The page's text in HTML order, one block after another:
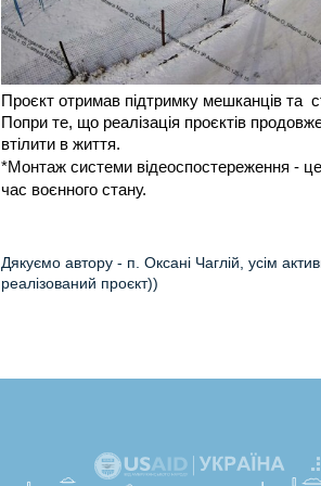
Проєкт отримав підтримку мешканців та
Попри те, що реалізація проєктів
втілити в життя.
*Монтаж системи відеоспостереження -
час воєнного стану.
Дякуємо автору - п.Оксані Чаглій, усім
реалізований проєкт))